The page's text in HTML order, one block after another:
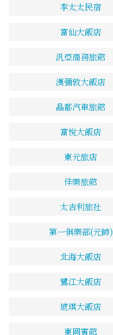
李太太民宿
富仙大飯店
汎亞商務旅館
漢彌敦大飯店
晶都汽車旅館
富悅大飯店
東元旅店
佳樂旅館
太吉利旅社
第一俱樂部(元帥)
北海大飯店
鷺江大飯店
琥琪大飯店
東圓賓館